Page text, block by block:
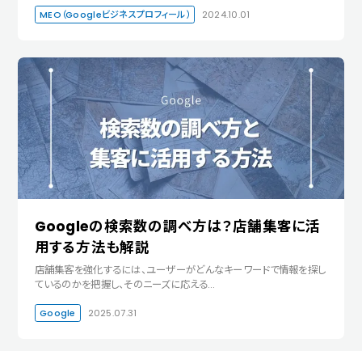
MEO（Googleビジネスプロフィール） 2024.10.01
Googleの検索数の調べ方は？店舗集客に活
用する方法も解説
店舗集客を強化するには、ユーザーがどんなキーワードで情報を探し
ているのかを把握し、そのニーズに応える…
Google 2025.07.31